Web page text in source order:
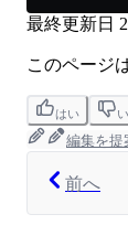
最終更新日
このページ
はい
編集を提
前へ